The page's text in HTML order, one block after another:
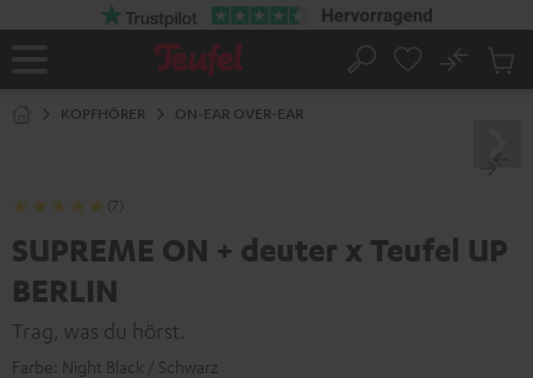
Startseite
Suche
No
KOPFHÖRER ON-EAR OVER-EAR
(7)
SUPREME ON + deuter x Teufel UP
BERLIN
Trag, was du hörst.
Farbe: Night Black / Schwarz